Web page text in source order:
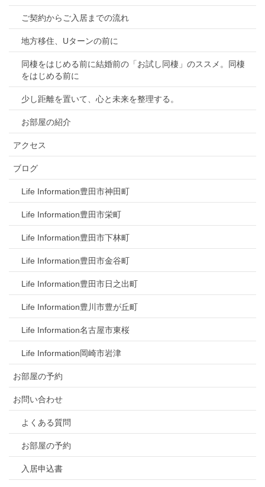
ご契約からご入居までの流れ
地方移住、Uターンの前に
同棲をはじめる前に結婚前の「お試し同棲」のススメ。同棲
をはじめる前に
少し距離を置いて、心と未来を整理する。
お部屋の紹介
アクセス
ブログ
Life Information豊田市神田町
Life Information豊田市栄町
Life Information豊田市下林町
Life Information豊田市金谷町
Life Information豊田市日之出町
Life Information豊川市豊が丘町
Life Information名古屋市東桜
Life Information岡崎市岩津
お部屋の予約
お問い合わせ
よくある質問
お部屋の予約
入居申込書